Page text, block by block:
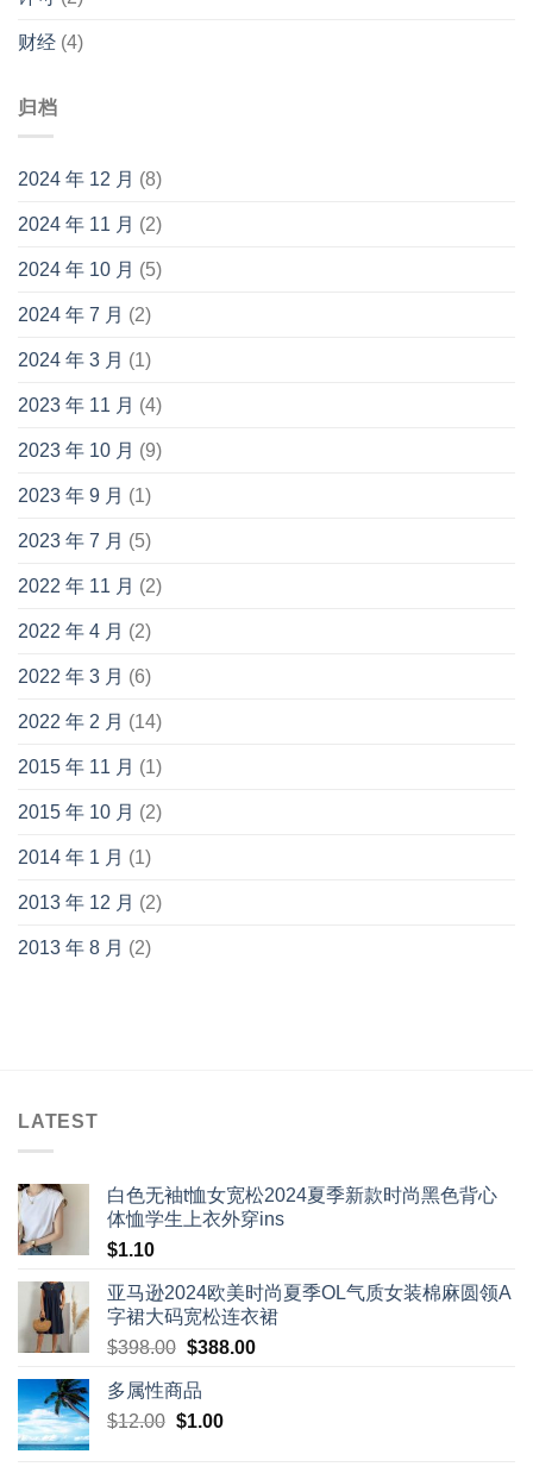
财经 (4)
归档
2024 年 12 月 (8)
2024 年 11 月 (2)
2024 年 10 月 (5)
2024 年 7 月 (2)
2024 年 3 月 (1)
2023 年 11 月 (4)
2023 年 10 月 (9)
2023 年 9 月 (1)
2023 年 7 月 (5)
2022 年 11 月 (2)
2022 年 4 月 (2)
2022 年 3 月 (6)
2022 年 2 月 (14)
2015 年 11 月 (1)
2015 年 10 月 (2)
2014 年 1 月 (1)
2013 年 12 月 (2)
2013 年 8 月 (2)
LATEST
白色无袖t恤女宽松2024夏季新款时尚黑色背心
体恤学生上衣外穿ins
$1.10
亚马逊2024欧美时尚夏季OL气质女装棉麻圆领A
字裙大码宽松连衣裙
$398.00 Original
was:
$398.00.
$388.00Current
多属性商品
$12.00 Original
$1.00Current